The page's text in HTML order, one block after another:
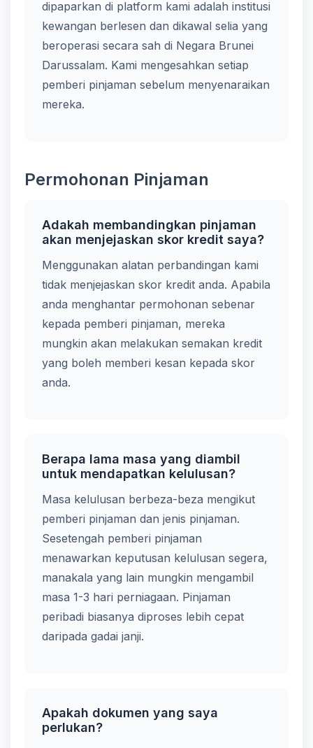
dipaparkan di platform kami adalah institusi
kewangan berlesen dan dikawal selia yang
beroperasi secara sah di Negara Brunei
Darussalam. Kami mengesahkan setiap
pemberi pinjaman sebelum menyenaraikan
mereka.
Permohonan Pinjaman
Adakah membandingkan pinjaman
akan menjejaskan skor kredit saya?
Menggunakan alatan perbandingan kami
tidak menjejaskan skor kredit anda. Apabila
anda menghantar permohonan sebenar
kepada pemberi pinjaman, mereka
mungkin akan melakukan semakan kredit
yang boleh memberi kesan kepada skor
anda.
Berapa lama masa yang diambil
untuk mendapatkan kelulusan?
Masa kelulusan berbeza-beza mengikut
pemberi pinjaman dan jenis pinjaman.
Sesetengah pemberi pinjaman
menawarkan keputusan kelulusan segera,
manakala yang lain mungkin mengambil
masa 1-3 hari perniagaan. Pinjaman
peribadi biasanya diproses lebih cepat
daripada gadai janji.
Apakah dokumen yang saya
perlukan?